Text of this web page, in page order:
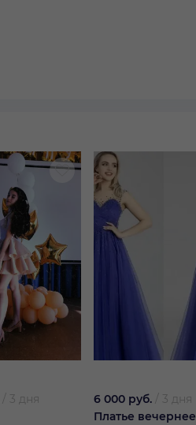
3 дня
6 000 руб.
3 дня
Платье вечернее